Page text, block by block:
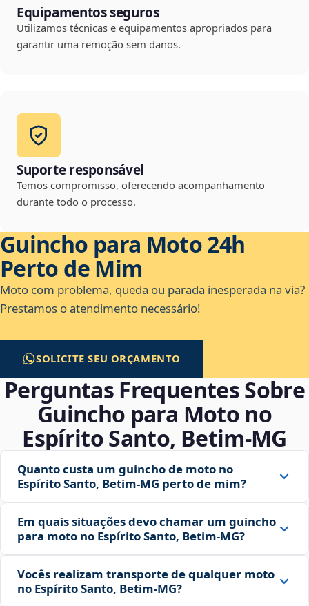
Equipamentos seguros
Utilizamos técnicas e equipamentos apropriados para
garantir uma remoção sem danos.
Suporte responsável
Temos compromisso, oferecendo acompanhamento
durante todo o processo.
Guincho para Moto 24h
Perto de Mim
Moto com problema, queda ou parada inesperada na via?
Prestamos o atendimento necessário!
SOLICITE SEU ORÇAMENTO
Perguntas Frequentes Sobre
Guincho para Moto no
Espírito Santo, Betim‑MG
Quanto custa um guincho de moto no
Espírito Santo, Betim‑MG perto de mim?
Em quais situações devo chamar um guincho
para moto no Espírito Santo, Betim‑MG?
Vocês realizam transporte de qualquer moto
no Espírito Santo, Betim‑MG?